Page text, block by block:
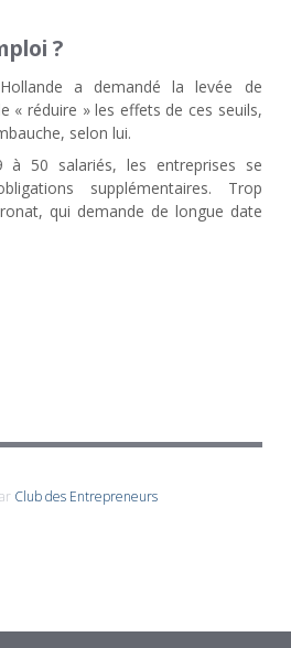
?
a demandé la levée de
« réduire » les effets de ces seuils,
selon lui.
à 50 salariés, les entreprises se
supplémentaires. Trop
qui demande de longue date
Club des Entrepreneurs